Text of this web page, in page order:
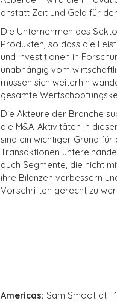
anstatt Zeit und Geld für
Die Unternehmen des
Produkten, so dass die
und Investitionen in
unabhängig vom
müssen sich weiterhin
gesamte
Die Akteure der Branche
die M&A-Aktivitäten in
sind ein wichtiger Grund
Transaktionen
auch Segmente, die nicht
ihre Bilanzen verbessern
Vorschriften gerecht zu
Americas: Sam Smoot at